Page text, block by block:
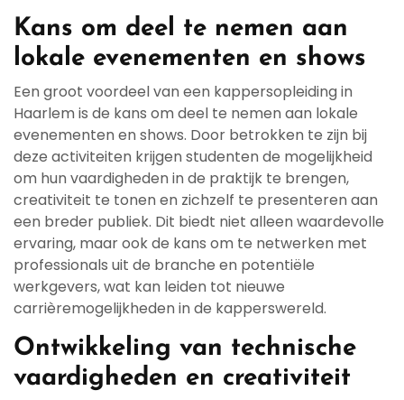
Kans om deel te nemen aan
lokale evenementen en shows
Een groot voordeel van een kappersopleiding in
Haarlem is de kans om deel te nemen aan lokale
evenementen en shows. Door betrokken te zijn bij
deze activiteiten krijgen studenten de mogelijkheid
om hun vaardigheden in de praktijk te brengen,
creativiteit te tonen en zichzelf te presenteren aan
een breder publiek. Dit biedt niet alleen waardevolle
ervaring, maar ook de kans om te netwerken met
professionals uit de branche en potentiële
werkgevers, wat kan leiden tot nieuwe
carrièremogelijkheden in de kapperswereld.
Ontwikkeling van technische
vaardigheden en creativiteit